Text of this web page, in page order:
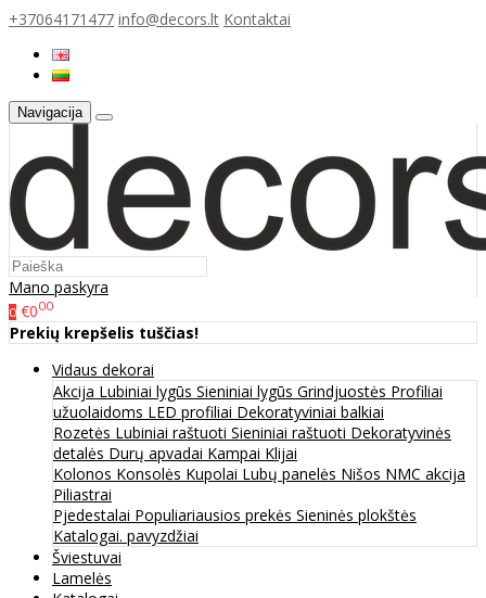
+37064171477 info@decors.lt Kontaktai
Navigacija
Mano paskyra
0 €000
Prekių krepšelis tuščias!
Vidaus dekorai
Akcija Lubiniai lygūs Sieniniai lygūs Grindjuostės Profiliai
užuolaidoms LED profiliai Dekoratyviniai balkiai
Rozetės Lubiniai raštuoti Sieniniai raštuoti Dekoratyvinės
detalės Durų apvadai Kampai Klijai
Kolonos Konsolės Kupolai Lubų panelės Nišos NMC akcija
Piliastrai
Pjedestalai Populiariausios prekės Sieninės plokštės
Katalogai. pavyzdžiai
Šviestuvai
Lamelės